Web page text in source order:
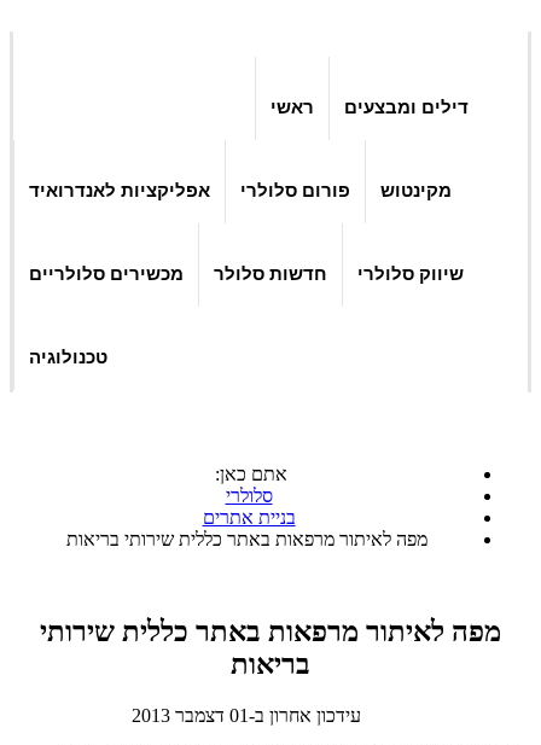
ראשי דילים ומבצעים
אפליקציות לאנדרואיד פורום סלולרי מקינטוש
מכשירים סלולריים חדשות סלולר שיווק סלולרי
טכנולוגיה
אתם כאן:
סלולרי
בניית אתרים
מפה לאיתור מרפאות באתר כללית שירותי בריאות
מפה לאיתור מרפאות באתר כללית שירותי
בריאות
עידכון אחרון ב-01 דצמבר 2013